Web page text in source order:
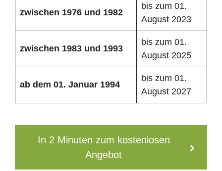
zwischen 1976 und 1982
bis zum 01.
August 2023
zwischen 1983 und 1993
bis zum 01.
August 2025
ab dem 01. Januar 1994
bis zum 01.
August 2027
In 2 Minuten zum kostenlosen
Angebot